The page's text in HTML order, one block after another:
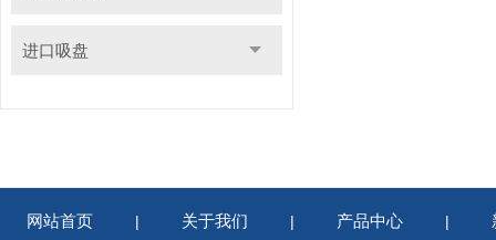
进口吸盘
网站首页 | 关于我们 | 产品中心 |